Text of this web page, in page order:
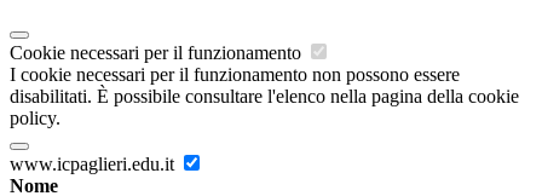
Cookie necessari per il funzionamento
I cookie necessari per il funzionamento non possono essere
disabilitati. È possibile consultare l'elenco nella pagina della cookie
policy.
www.icpaglieri.edu.it
Nome